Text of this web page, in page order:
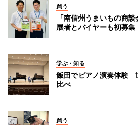
買う
「南信州うまいもの商
展者とバイヤーも初募集
学ぶ・知る
飯田でピアノ演奏体験
比べ
買う